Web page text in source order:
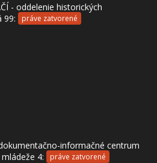
- oddelenie historických
99:
práve zatvorené
informačné centrum
4:
práve zatvorené